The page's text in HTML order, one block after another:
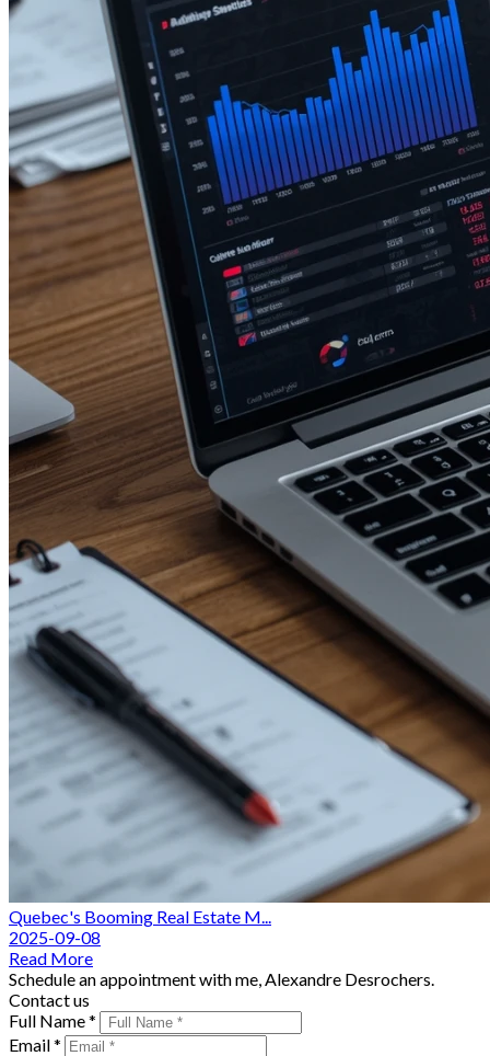
Quebec's Booming Real Estate M...
2025-09-08
Read More
Schedule an appointment with me, Alexandre Desrochers.
Contact us
Full Name *
Email *